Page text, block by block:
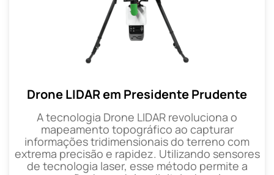
Drone LIDAR em Presidente Prudente
A tecnologia Drone LIDAR revoluciona o
mapeamento topográfico ao capturar
informações tridimensionais do terreno com
extrema precisão e rapidez. Utilizando sensores
de tecnologia laser, esse método permite a